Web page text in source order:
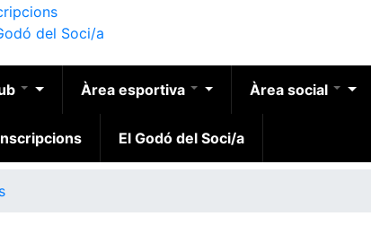
del Soci/a
Àrea esportiva Àrea social
El Godó del Soci/a